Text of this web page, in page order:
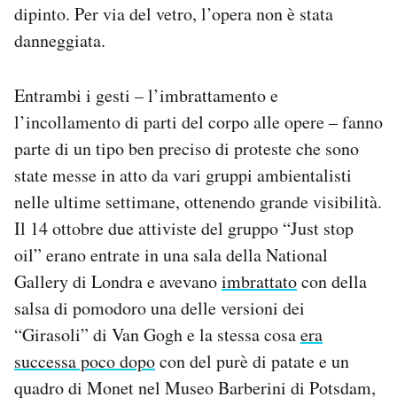
Notifiche mobile
Hai bisogno di aiuto?
Esci
dipinto. Per via del vetro, l’opera non è stata
danneggiata.
Entrambi i gesti – l’imbrattamento e
l’incollamento di parti del corpo alle opere – fanno
parte di un tipo ben preciso di proteste che sono
state messe in atto da vari gruppi ambientalisti
nelle ultime settimane, ottenendo grande visibilità.
Il 14 ottobre due attiviste del gruppo “Just stop
oil” erano entrate in una sala della National
Gallery di Londra e avevanoimbrattatocon della
salsa di pomodoro una delle versioni dei
“Girasoli” di Van Gogh e la stessa cosaera
successa poco dopocon del purè di patate e un
quadro di Monet nel Museo Barberini di Potsdam,